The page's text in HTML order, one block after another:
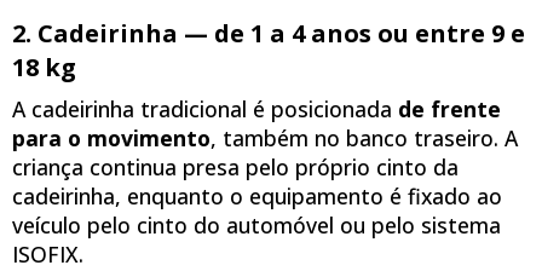
2. Cadeirinha — de 1 a 4 anos ou entre 9 e
18 kg
A cadeirinha tradicional é posicionada de frente
para o movimento, também no banco traseiro. A
criança continua presa pelo próprio cinto da
cadeirinha, enquanto o equipamento é fixado ao
veículo pelo cinto do automóvel ou pelo sistema
ISOFIX.